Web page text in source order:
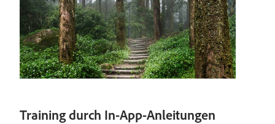
Training durch In-App-Anleitungen